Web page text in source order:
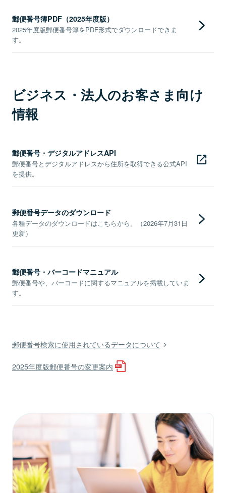
郵便番号簿PDF（2025年度版）
2025年度版郵便番号簿をPDF形式でダウンロードできま
す。
ビジネス・法人のお客さま向け
情報
郵便番号・デジタルアドレスAPI
郵便番号とデジタルアドレスから住所を取得できる公式API
を提供。
郵便番号データのダウンロード
各種データのダウンロードはこちらから。（2026年7月31日
更新）
郵便番号・バーコードマニュアル
郵便番号や、バーコードに関するマニュアルを掲載していま
す。
郵便番号検索に使用されているデータについて
2025年度版郵便番号の変更案内